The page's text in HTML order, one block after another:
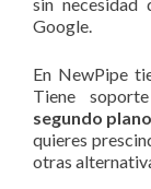
Google.
En NewPipe
Tiene
segundo
quieres
otras